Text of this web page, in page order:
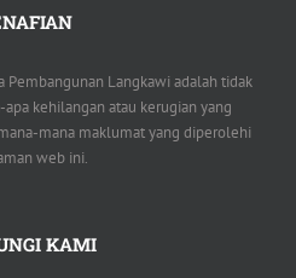
Pembangunan Langkawi adalah tidak
kehilangan atau kerugian yang
mana maklumat yang diperolehi
web ini.
KAMI